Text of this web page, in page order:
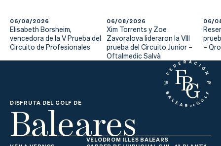
06/08/2026
Elisabeth Borsheim,
vencedora de la V Prueba del
Circuito de Profesionales
06/08/2026
Xim Torrents y Zoe
Zavoralova lideraron la VIII
prueba del Circuito Junior –
Oftalmedic Salvà
06/
–
DISFRUTA DEL GOLF DE
Baleares
VELÒDROM ILLES BALEARS